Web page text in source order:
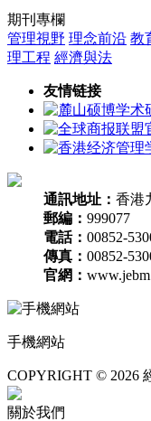
期刊專欄
管理視野 理念前沿 教
理工程 經濟與法
友情链接
通訊地址： 香港
郵編： 999077
電話： 00852-
傳真： 00852-
官網：
手機網站
COPYRIGHT © 2026
關於我們